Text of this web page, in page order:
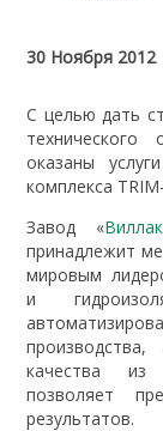
30 Ноября 2012
С целью дать
оказаны
комплекса
Завод «
принадлежит
мировым
и
качества из
позволяет
результатов.